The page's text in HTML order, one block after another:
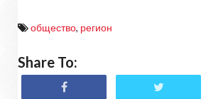
общество, регион
Share To: